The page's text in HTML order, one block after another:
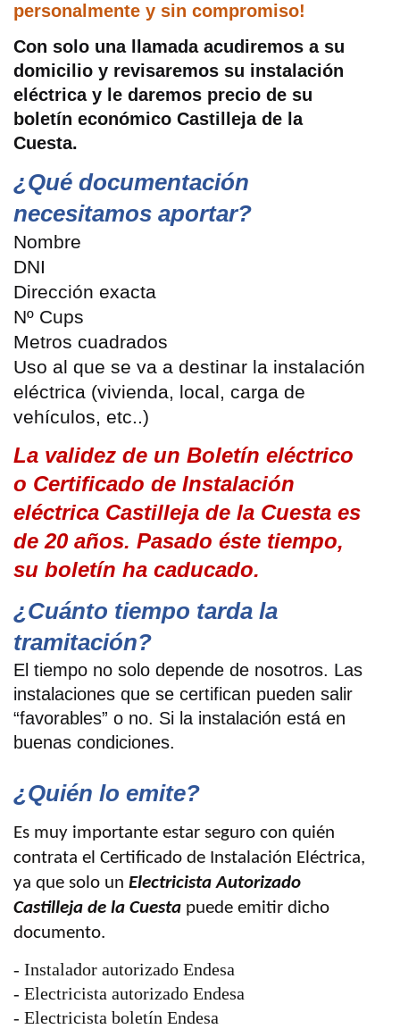
personalmente y sin compromiso!
Con solo una llamada acudiremos a su
domicilio y revisaremos su instalación
eléctrica y le daremos precio de su
boletín económico Castilleja de la
Cuesta.
¿Qué documentación
necesitamos aportar?
Nombre
DNI
Dirección exacta
Nº Cups
Metros cuadrados
Uso al que se va a destinar la instalación
eléctrica (vivienda, local, carga de
vehículos, etc..)
La validez de un Boletín eléctrico
o Certificado de Instalación
eléctrica Castilleja de la Cuesta es
de 20 años. Pasado éste tiempo,
su boletín ha caducado.
¿Cuánto tiempo tarda la
tramitación?
El tiempo no solo depende de nosotros. Las
instalaciones que se certifican pueden salir
“favorables” o no. Si la instalación está en
buenas condiciones.
¿Quién lo emite?
Es muy importante estar seguro con quién
contrata el Certificado de Instalación Eléctrica,
ya que solo un Electricista Autorizado
Castilleja de la Cuesta puede emitir dicho
documento.
- Instalador autorizado Endesa
- Electricista autorizado Endesa
- Electricista boletín Endesa